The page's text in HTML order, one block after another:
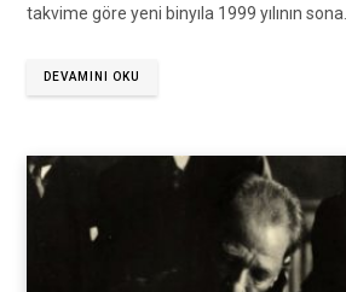
takvime göre yeni binyıla 1999 yılının sona…
DEVAMINI OKU